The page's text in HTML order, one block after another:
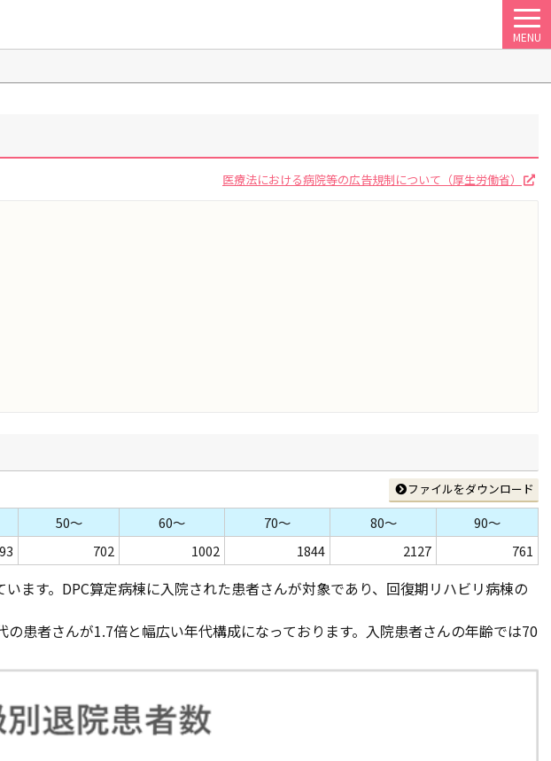
MENU
医療法における病院等の広告規制について（厚生労働省）
ファイルをダウンロード
50～ 60～ 70～ 80～
90～
702 1002 1844 2127 761
ます。DPC算定病棟に入院された患者さんが対象であり、回復期リハビリ病棟の
患者さんが1.7倍と幅広い年代構成になっております。入院患者さんの年齢では70